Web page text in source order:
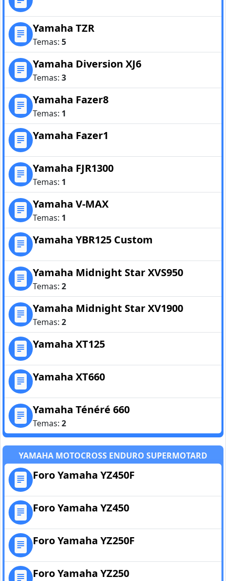
Yamaha TZR
Temas: 5
Yamaha Diversion XJ6
Temas: 3
Yamaha Fazer8
Temas: 1
Yamaha Fazer1
Yamaha FJR1300
Temas: 1
Yamaha V-MAX
Temas: 1
Yamaha YBR125 Custom
Yamaha Midnight Star XVS950
Temas: 2
Yamaha Midnight Star XV1900
Temas: 2
Yamaha XT125
Yamaha XT660
Yamaha Ténéré 660
Temas: 2
YAMAHA MOTOCROSS ENDURO SUPERMOTARD
Foro Yamaha YZ450F
Foro Yamaha YZ450
Foro Yamaha YZ250F
Foro Yamaha YZ250